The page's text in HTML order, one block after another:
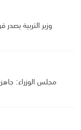
وزير التربية
مجلس الوزراء: